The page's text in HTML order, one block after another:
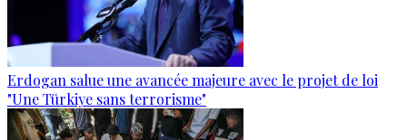
Erdogan salue une avancée majeure avec le projet de loi
"Une Türkiye sans terrorisme"